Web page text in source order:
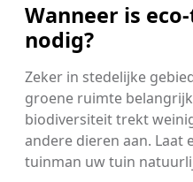
Wanneer is
nodig?
Zeker in stedelijke
groene ruimte
biodiversiteit trekt
andere dieren aan. Laat
tuinman uw tuin